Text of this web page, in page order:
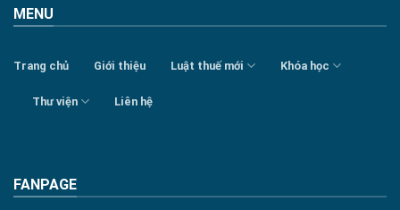
MENU
Trang chủ Giới thiệu Luật thuế mới Khóa học
Thư viện Liên hệ
FANPAGE